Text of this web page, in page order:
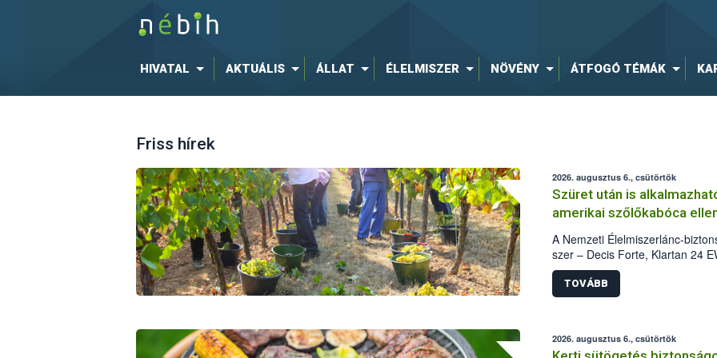
HIVATAL AKTUÁLIS ÁLLAT ÉLELMISZER NÖVÉNY ÁTFOGÓ TÉMÁK
Friss hírek
2026. augusztus 6., csütörtök
Szüret után is
amerikai szőlőkabóca
A Nemzeti Élelmiszerlánc-
szer – Decis Forte, Klartan 24
módosította, így azok a szüretet
(BBCH 91) stádiumáig
célja, hogy a korai érésű
engedélyezett.
TOVÁBB
2026. augusztus 6., csütörtök